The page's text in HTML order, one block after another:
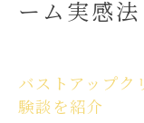
なしの理由
ランキ
ミの傾向
効果を比較
ーム実感法
バストアップク
験談を紹介